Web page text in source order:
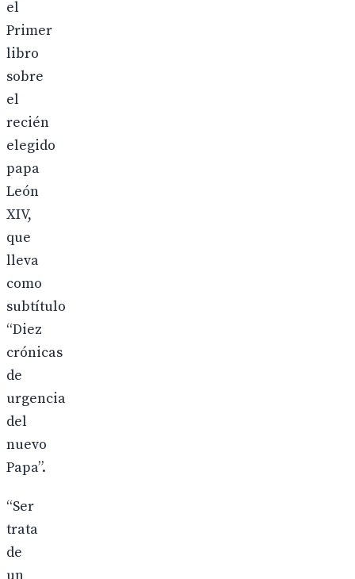
el
Primer
libro
sobre
el
recién
elegido
papa
León
XIV,
que
lleva
como
subtítulo
“Diez
crónicas
de
urgencia
del
nuevo
Papa”.
“Ser
trata
de